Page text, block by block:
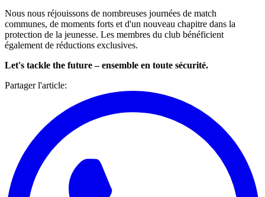
Nous nous réjouissons de nombreuses journées de match
communes, de moments forts et d'un nouveau chapitre dans la
protection de la jeunesse. Les membres du club bénéficient
également de réductions exclusives.
Let's tackle the future – ensemble en toute sécurité.
Partager l'article: